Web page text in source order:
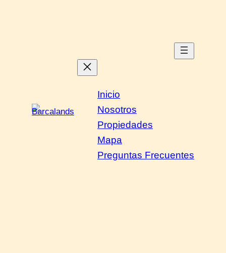
Inicio
Nosotros
Propiedades
Mapa
Preguntas Frecuentes